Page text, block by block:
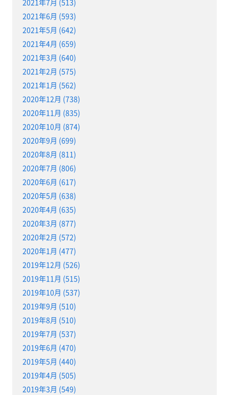
2021年7月 (513)
2021年6月 (593)
2021年5月 (642)
2021年4月 (659)
2021年3月 (640)
2021年2月 (575)
2021年1月 (562)
2020年12月 (738)
2020年11月 (835)
2020年10月 (874)
2020年9月 (699)
2020年8月 (811)
2020年7月 (806)
2020年6月 (617)
2020年5月 (638)
2020年4月 (635)
2020年3月 (877)
2020年2月 (572)
2020年1月 (477)
2019年12月 (526)
2019年11月 (515)
2019年10月 (537)
2019年9月 (510)
2019年8月 (510)
2019年7月 (537)
2019年6月 (470)
2019年5月 (440)
2019年4月 (505)
2019年3月 (549)